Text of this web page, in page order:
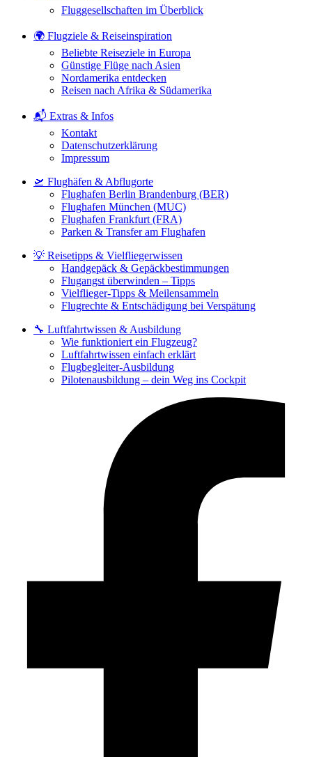
Fluggesellschaften im Überblick
🌍 Flugziele & Reiseinspiration
Beliebte Reiseziele in Europa
Günstige Flüge nach Asien
Nordamerika entdecken
Reisen nach Afrika & Südamerika
📬 Extras & Infos
Kontakt
Datenschutzerklärung
Impressum
🛫 Flughäfen & Abflugorte
Flughafen Berlin Brandenburg (BER)
Flughafen München (MUC)
Flughafen Frankfurt (FRA)
Parken & Transfer am Flughafen
💡 Reisetipps & Vielfliegerwissen
Handgepäck & Gepäckbestimmungen
Flugangst überwinden – Tipps
Vielflieger-Tipps & Meilensammeln
Flugrechte & Entschädigung bei Verspätung
🔧 Luftfahrtwissen & Ausbildung
Wie funktioniert ein Flugzeug?
Luftfahrtwissen einfach erklärt
Flugbegleiter-Ausbildung
Pilotenausbildung – dein Weg ins Cockpit